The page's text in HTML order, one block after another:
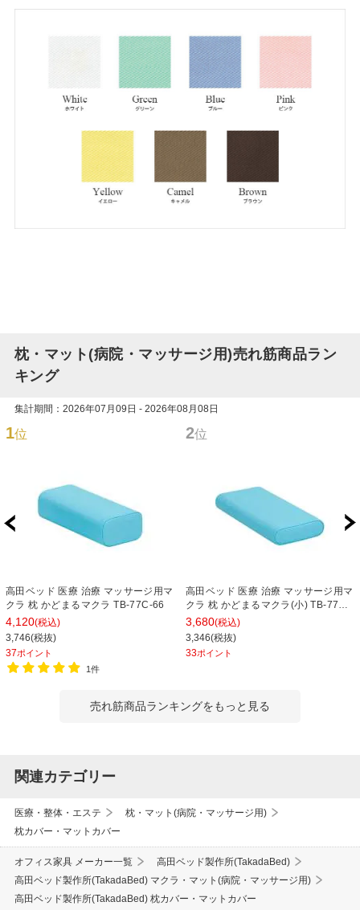
枕・マット(病院・マッサージ用)売れ筋商品ラン
キング
集計期間：2026年07月09日 - 2026年08月08日
1位
高田ベッド 医療 治療 マッサージ用マ
クラ 枕 かどまるマクラ TB-77C-66
4,120(税込)
3,746(税抜)
37ポイント
1件
2位
高田ベッド 医療 治療 マッサージ用マ
クラ 枕 かどまるマクラ(小) TB-77C-
71
3,680(税込)
3,346(税抜)
33ポイント
売れ筋商品ランキングをもっと見る
関連カテゴリー
医療・整体・エステ
枕・マット(病院・マッサージ用)
枕カバー・マットカバー
オフィス家具 メーカー一覧
高田ベッド製作所(TakadaBed)
高田ベッド製作所(TakadaBed) マクラ・マット(病院・マッサージ用)
高田ベッド製作所(TakadaBed) 枕カバー・マットカバー